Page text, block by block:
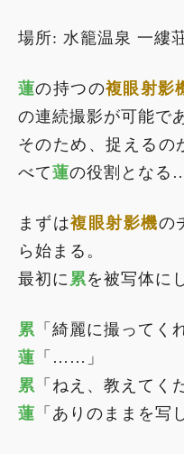
場所: 水籠温泉 一縷
蓮の持つの複眼射影
の連続撮影が可能で
そのため、捉えるの
べて蓮の役割となる
まずは複眼射影機の
ら始まる。
最初に 累を被写体に
累 「綺麗に撮ってく
蓮 「……」
累 「ねえ、教えてく
蓮 「ありのままを写